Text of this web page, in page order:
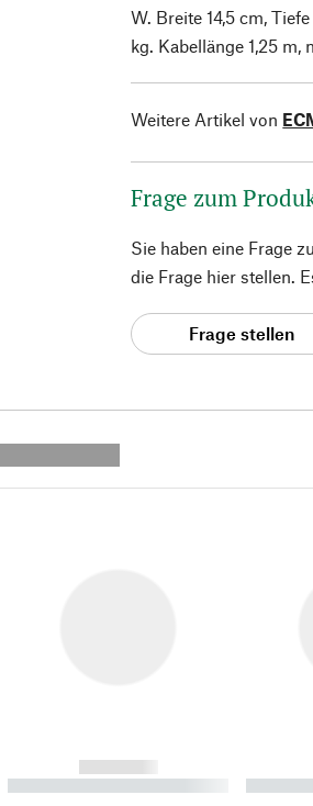
W. Breite 14,5 cm,
kg. Kabellänge 1,25
Weitere Artikel von
Frage zum
Sie haben eine Frage
die Frage hier stellen.
Frage stellen
------------
----------- ----------- ----------